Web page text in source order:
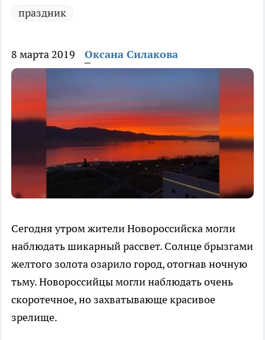
праздник
8 марта 2019 Оксана Силакова
Сегодня утром жители Новороссийска могли
наблюдать шикарный рассвет. Солнце брызгами
желтого золота озарило город, отогнав ночную
тьму. Новороссийцы могли наблюдать очень
скоротечное, но захватывающе красивое
зрелище.